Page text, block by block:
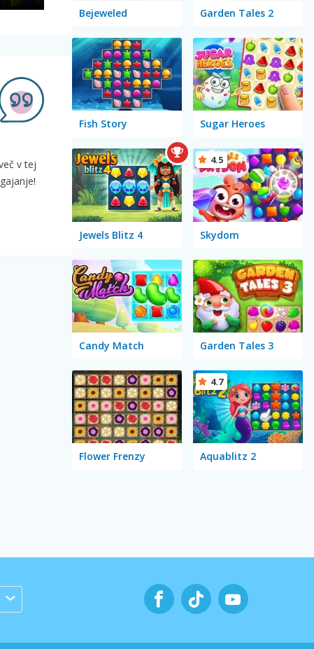
v tej
Bejeweled Garden Tales 2
Fish Story Sugar Heroes
Jewels Blitz 4 Skydom
4.5
Candy Match Garden Tales 3
Flower Frenzy Aquablitz 2
4.7